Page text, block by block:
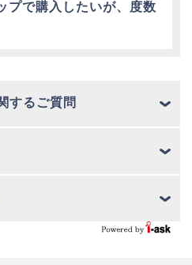
するご質問
プで購入したいが、度数